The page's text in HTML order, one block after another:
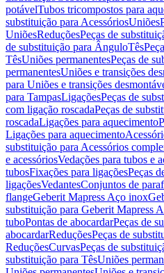
potávelTubos tricompostos para
substituição para AcessóriosUniões
UniõesReduçõesPeças de
de substituição para ÂnguloTês
TêsUniões permanentesPeças de
permanentesUniões e transições
para Uniões e transições
para TampasLigaçõesPeças de
com ligação roscadaPeças de
roscadaLigações para aquecimento
Ligações para aquecimento
substituição para Acessórios
e acessóriosVedações para tubos e
tubosFixações para ligaçõesPeças
ligaçõesVedantesConjuntos de
flangeGeberit Mapress Aço inox
substituição para Geberit Mapress
tuboPontas de abocardarPeças de
abocardarReduçõesPeças de
ReduçõesCurvasPeças de
substituição para TêsUniões